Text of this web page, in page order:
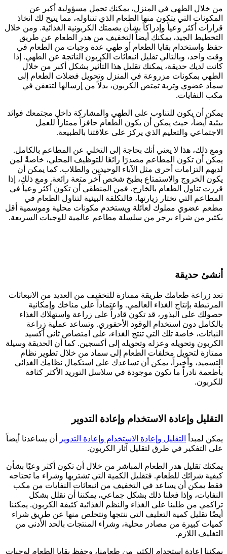
من خلال الطهي في المنزل، يمكنك تحمل مسؤولية أكبر عن
المكونات التي يتكون منها الطعام الذي تتناوله، مما يتيح لك اتخاذ
قرارات أكثر وعياً وإدراكاً بشأن بصمتك الكربونية الغذائية. ومن خلال
التخطيط الجيد، يمكنك أيضاً التخفيف من هدر الطعام عن طريق
حفظ واستخدام بقايا الطعام أو طهي عدة وجبات من الطعام في
وقت واحد، وبالتالي تقليل انبعاثات الكربون الناتجة عن الطهي. إذا
كانت لديك حديقة، يمكنك تقليل هذا التأثير بشكل أكبر من خلال
الطهي بمكونات مزروعة في المنزل وتحويل فضلات الطعام إلى
سماد عضوي وتربة تمتص الكربون، بدلاً من إرسالها لتتعفن في
مكب النفايات.
يمكن أن يكون للتناوب على الطهي والمشاركة داخل مجتمعك فوائد
بيئية أيضاً، حيث يمكن أن يكون الطعام حافزاً ممتازاً للعمل
الاجتماعي والتعليم الذي يركز على علاقتنا بالطبيعة.
ومع ذلك، هذا لا يعني أنك بحاجة إلى التخلي عن المطاعم بالكامل.
يمكن أن تكون المطاعم مصدرًا رائعًا للتوظيف المحلي، خاصةً لمن
لديهم التزامات أخرى مثل الآباء الوحيدين والطلاب. كما يمكن أن
يكون الخروج والاستمتاع بطبخ شخص آخر متعة رائعة. ومع ذلك، إذا
قررت تناول الطعام بالخارج، فمن المنطقي أن تكون أكثر وعياً في
المطاعم التي تختار زيارتها، فالتكلفة البيئية لتناول الطعام في
مطعم عضوي مملوك لعائلة ويستخدم مكونات محلية وموسمية أقل
بكثير من شراء برجر من سلسلة مطاعم عالمية للوجبات السريعة.
أنشئ حديقة
تعد زراعة طعامك طريقة ممتازة للتخفيف من العديد من الانبعاثات
المرتبطة بإنتاج الغذاء العالمي. واعتماداً على مناخك وإمكانية
حصولك على البذور، قد تكون قادراً على زراعة واستهلاك الغذاء
بالكامل دون استخدام الوقود الأحفوري. وتساعد عملية زراعة
النباتات، خاصة تلك التي تنتج الغذاء، على امتصاص ثاني أكسيد
الكربون وتحويله وعزله وتحويله إلى أكسجين. كما أن الحديقة وسيلة
ممتازة لتحويل مخلفات الطعام إلى سماد من خلال تطوير نظام
التسميد، وأخيراً، يمكن أن تساعدك على استكمال نظامك الغذائي
بأطعمة نادراً ما تكون موجودة في سلاسل التوريد الأكثر كثافة
للكربون.
التقليل وإعادة الاستخدام وإعادة التدوير
يمكن لمبدأ التقليل وإعادة الاستخدام وإعادة التدوير
أن يساعدنا أيضاً
على التفكير في طرق لتقليل آثار الكربون.
يمكنك تقليل هدر الطعام المباشر من خلال أن تكون أكثر وعيًا بشأن
كيفية شرائك للطعام. فتقليل الكمية التي تشتريها وشراء ما تحتاجه
فقط يمكن أن يساعد في التخفيف من انبعاثات النفايات من مكب
النفايات، وإذا فعلنا ذلك بشكل جماعي، يمكننا أن نقلل بشكل
تراكمي من طلبنا على الغذاء والنظم الغذائية كثيفة الكربون. يمكننا
أيضًا تقليل كمية التغليف التي ننتجها ونتخلص منها عن طريق شراء
كميات كبيرة من مصادر محلية، وشراء المنتجات بالحد الأدنى من
التغليف اللازم.
يمكننا إعادة استخدام الكثير من طعامنا، وحفظ بقايا الطعام لوجبات